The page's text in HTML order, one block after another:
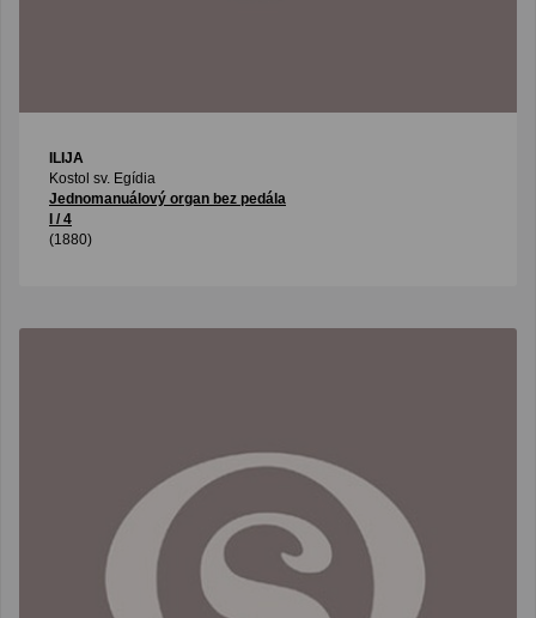
ILIJA
Kostol sv. Egídia
Jednomanuálový organ bez pedála
I / 4
(1880)